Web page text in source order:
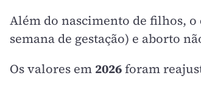
Além do nascimento de filhos,
semana de gestação) e aborto
Os valores em 2026foram